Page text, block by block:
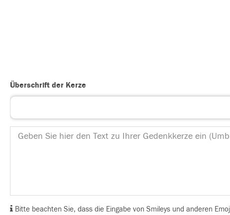
Überschrift der Kerze
Bitte beachten Sie, dass die Eingabe von Smileys und anderen